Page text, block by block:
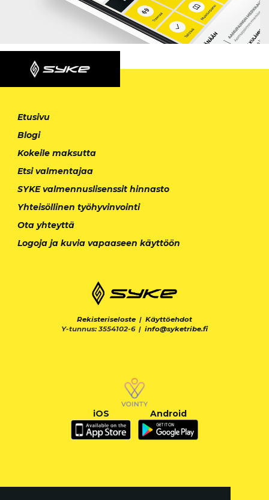
Etusivu
Blogi
Kokeile maksutta
Etsi valmentajaa
SYKE valmennuslisenssit hinnasto
Yhteisöllinen työhyvinvointi
Ota yhteyttä
Logoja ja kuvia vapaaseen käyttöön
Rekisteriseloste | Käyttöehdot
Y-tunnus: 3554102-6 | info@syketribe.fi
iOS Android